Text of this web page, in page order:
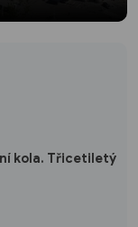
kola. Třicetiletý